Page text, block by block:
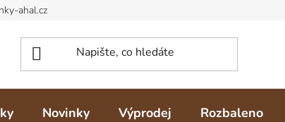
Novinky Výprodej Rozbaleno